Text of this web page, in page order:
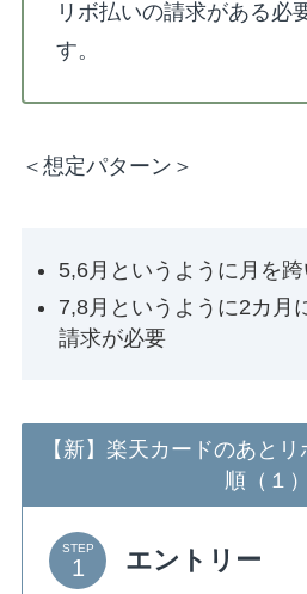
リボ払いの請求がある必
す。
＜想定パターン＞
5,6月というように月を
7,8月というように2カ月
請求が必要
【新】楽天カードのあと
順（１）
STEP エントリー